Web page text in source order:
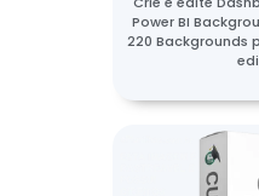
Power BI
220 Backgrounds